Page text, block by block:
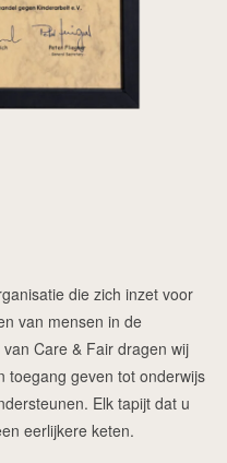
die zich inzet voor
van mensen in de
Care & Fair dragen wij
toegang geven tot onderwijs
Elk tapijt dat u
eerlijkere keten.